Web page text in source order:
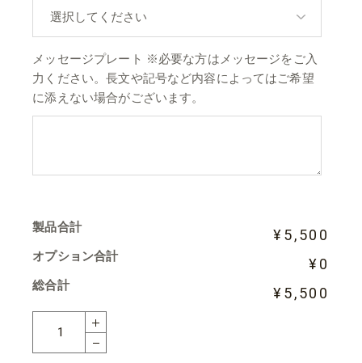
メッセージプレート ※必要な方はメッセージをご入
力ください。長文や記号など内容によってはご希望
に添えない場合がございます。
製品合計 ¥5,500
オプション合計 ¥0
総合計 ¥5,500
l'haruna quantity